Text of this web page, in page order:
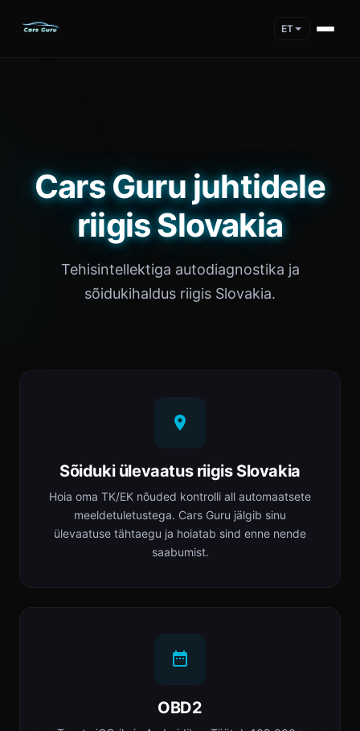
ET
Cars Guru juhtidele
riigis Slovakia
Tehisintellektiga autodiagnostika ja
sõidukihaldus riigis Slovakia.
Sõiduki ülevaatus riigis Slovakia
Hoia oma TK/EK nõuded kontrolli all automaatsete
meeldetuletustega. Cars Guru jälgib sinu
ülevaatuse tähtaegu ja hoiatab sind enne nende
saabumist.
OBD2